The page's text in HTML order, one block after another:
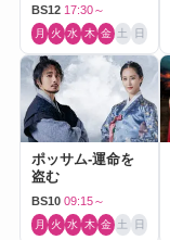
BS12 17:30～
月 火 水 木 金 土 日
ポッサム-運命を
盗む
BS10 09:15～
月 火 水 木 金 土 日